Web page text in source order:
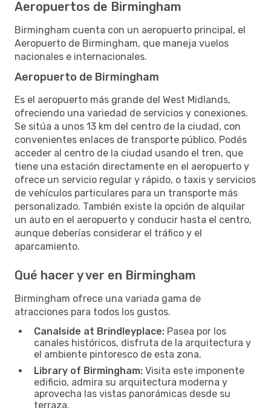
Aeropuertos de Birmingham
Birmingham cuenta con un aeropuerto principal, el
Aeropuerto de Birmingham, que maneja vuelos
nacionales e internacionales.
Aeropuerto de Birmingham
Es el aeropuerto más grande del West Midlands,
ofreciendo una variedad de servicios y conexiones.
Se sitúa a unos 13 km del centro de la ciudad, con
convenientes enlaces de transporte público. Podés
acceder al centro de la ciudad usando el tren, que
tiene una estación directamente en el aeropuerto y
ofrece un servicio regular y rápido, o taxis y servicios
de vehículos particulares para un transporte más
personalizado. También existe la opción de alquilar
un auto en el aeropuerto y conducir hasta el centro,
aunque deberías considerar el tráfico y el
aparcamiento.
Qué hacer y ver en Birmingham
Birmingham ofrece una variada gama de
atracciones para todos los gustos.
Canalside at Brindleyplace: Pasea por los
canales históricos, disfruta de la arquitectura y
el ambiente pintoresco de esta zona.
Library of Birmingham: Visita este imponente
edificio, admira su arquitectura moderna y
aprovecha las vistas panorámicas desde su
terraza.